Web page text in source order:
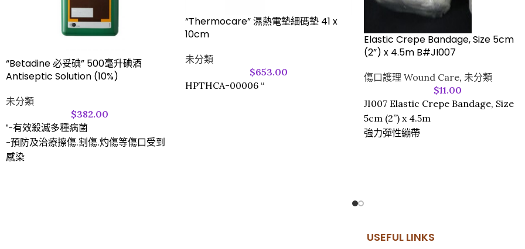
“Betadine 必妥碘” 500毫升碘酒
Antiseptic Solution (10%)
未分類
$382.00
'-有效殺滅多種病菌
-預防及治療擦傷.割傷.灼傷等傷口受到
感染
“Thermocare” 濕熱電墊細碼墊 41 x
10cm
未分類
$653.00
HPTHCA-00006 “
Elastic Crepe Bandage, Size 5cm
(2”) x 4.5m B#JI007
傷口護理 Wound Care, 未分類
$11.00
JI007 Elastic Crepe Bandage, Size
5cm (2”) x 4.5m
強力彈性繃帶
USEFUL LINKS